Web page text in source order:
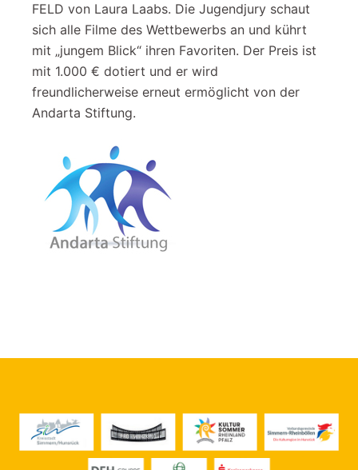
FELD von Laura Laabs. Die Jugendjury schaut
sich alle Filme des Wettbewerbs an und kührt
mit „jungem Blick“ ihren Favoriten. Der Preis ist
mit 1.000 € dotiert und er wird
freundlicherweise erneut ermöglicht von der
Andarta Stiftung.